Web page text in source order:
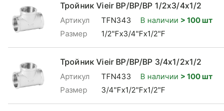
Тройник Vieir ВР/ВР/ВР 1/2x3/4x1/2
Артикул TFN343 В наличии > 100 шт
Размер
1/2"Fx3/4"Fx1/2"F
Тройник Vieir ВР/ВР/ВР 3/4x1/2x1/2
Артикул TFN433 В наличии > 100 шт
Размер
3/4"Fx1/2"Fx1/2"F